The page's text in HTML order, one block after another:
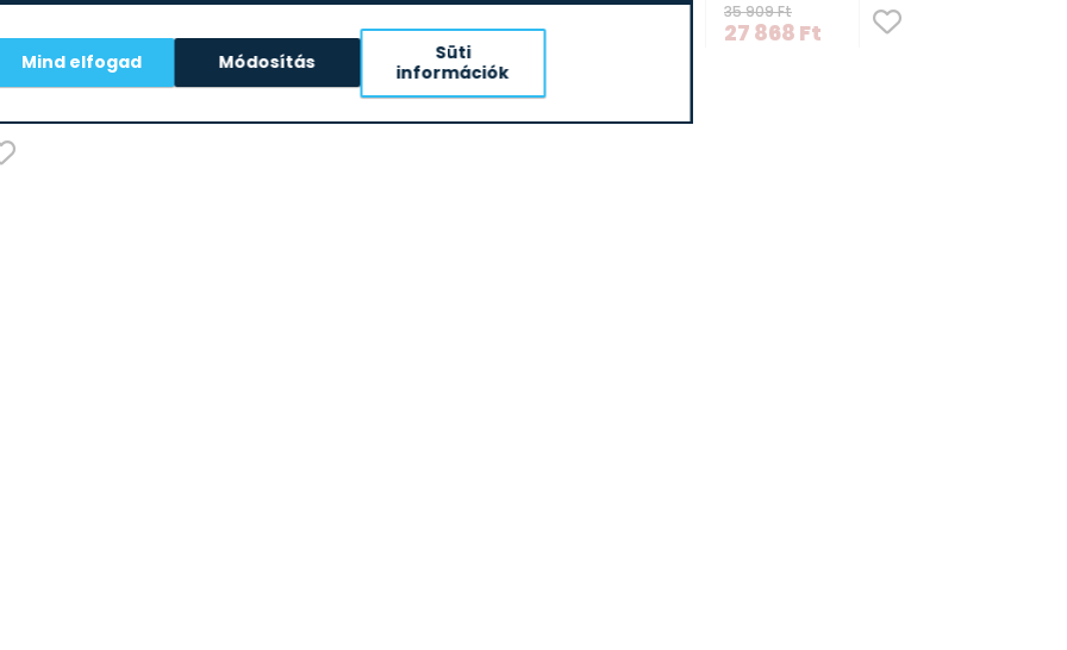
Deante BQA_N44P Falsík
alatti egykaros csa...
76 045
38 798Ft
csaptelep zuhanyszett...
35 909Ft
27 868 Ft
Mind elfogad Módosítás
Süti
információk